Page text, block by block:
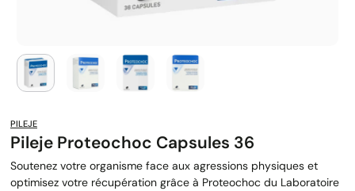
PILEJE
Pileje Proteochoc Capsules 36
Soutenez votre organisme face aux agressions physiques et
optimisez votre récupération grâce à Proteochoc du Laboratoire